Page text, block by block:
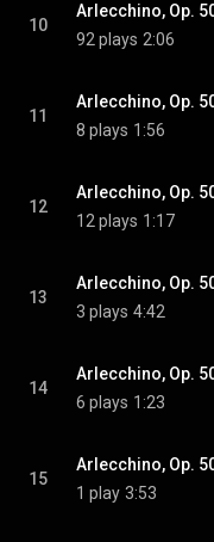
10
92 plays 2:06
11
8 plays 1:56
12
12 plays 1:17
13
3 plays 4:42
14
6 plays 1:23
15
1 play 3:53